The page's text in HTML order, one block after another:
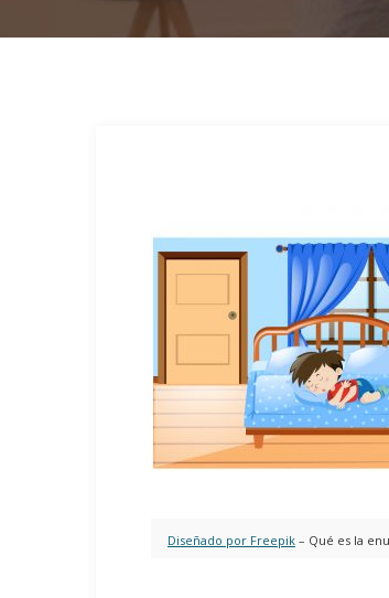
Diseñado por Freepik – Qué es la